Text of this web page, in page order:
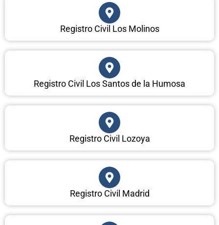
Registro Civil Los Molinos
Registro Civil Los Santos de la Humosa
Registro Civil Lozoya
Registro Civil Madrid